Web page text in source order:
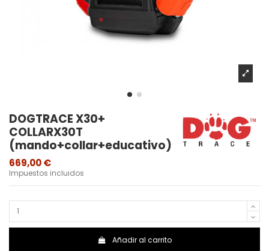
DOGTRACE X30+
COLLARX30T
(mando+collar+educativo)
669,00 €
Impuestos incluidos
Añadir al carrito